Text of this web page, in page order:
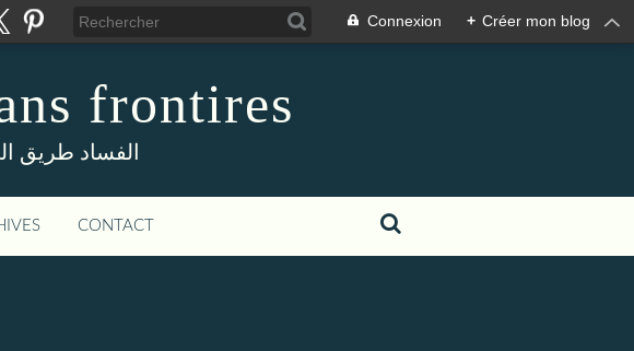
Connexion + Créer mon blog
frontires
. الفساد طريق
CONTACT